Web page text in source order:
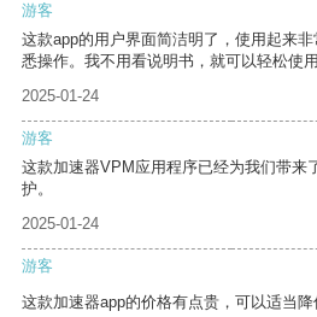
游客
这款app的用户界面简洁明了，使用起来
悉操作。我不用看说明书，就可以轻松使用
2025-01-24
游客
这款加速器VPM应用程序已经为我们带来
护。
2025-01-24
游客
这款加速器app的价格有点贵，可以适当降